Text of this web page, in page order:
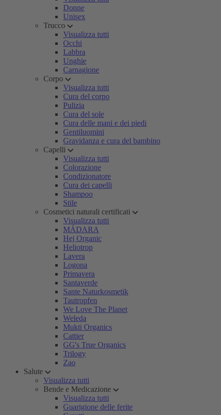
Donne
Unisex
Trucco
Visualizza tutti
Occhi
Labbra
Unghie
Carnagione
Corpo
Visualizza tutti
Cura del corpo
Pulizia
Cura del sole
Cura delle mani e dei piedi
Gentiluomini
Gravidanza e cura del bambino
Capelli
Visualizza tutti
Colorazione
Condizionatore
Cura dei capelli
Shampoo
Stile
Cosmetici naturali certificati
Visualizza tutti
MÁDARA
Hej Organic
Heliotrop
Lavera
Logona
Primavera
Santaverde
Sante Naturkosmetik
Tautropfen
We Love The Planet
Weleda
Mukti Organics
Cattier
GG's True Organics
Trilogy
Zao
Salute
Visualizza tutti
Bende e Medicazione
Visualizza tutti
Guarigione delle ferite